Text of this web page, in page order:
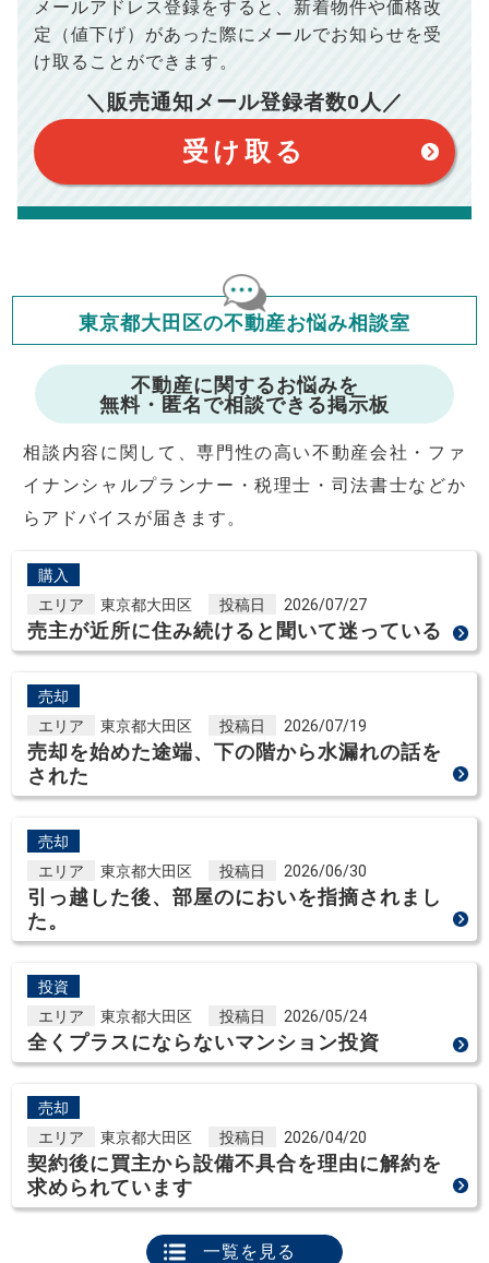
総支払額 100,050 円
このシミュレーターは元利均等返済方式で試算しています。
このシミュレーターは、四捨五入にて計算しております。
このシミュレーターはお借り入れの全期間で金利が変わらない設
このシミュレーターでの結果は、お借り入れを保証するものでは
ありません。
このシミュレーターをご利用された方の、いかなる損害について
ますが、お借り入れの際に各金融機関にご相談ください。
会員マイページでは
修繕費・管理費の計算もできます
※シミュレーター結果はあくまでも概算であり、手残り金額を
保証するものではございません。
※上記売却費用には、住所変更登記の費用、引っ越し費用、住
宅ローンの一括繰上返済の手数料等は含まれておりませんの
で予めご了承ください。
おります。（物件価格×3%＋6万円＋消費税）
メールアドレス登録をすると、 新着物件や価格改
定（値下げ）があった際に メールでお知らせを受
け取ることができます。
＼販売通知メール登録者数0 人／
受け取る
東京都大田区の不動産お悩み相談室
不動産に関するお悩みを
無料・匿名で相談できる掲示板
相談内容に関して、専門性の高い不動産会社・ファ
イナンシャルプランナー・税理士・司法書士などか
らアドバイスが届きます。
購入
エリア
東京都大田区 投稿日 2026/07/27
売主が近所に住み続けると聞いて迷っている
売却
エリア
東京都大田区 投稿日 2026/07/19
売却を始めた途端、下の階から水漏れの話を
された
売却
エリア
東京都大田区 投稿日 2026/06/30
引っ越した後、部屋のにおいを指摘されまし
た。
投資
エリア
東京都大田区 投稿日 2026/05/24
全くプラスにならないマンション投資
売却
エリア
東京都大田区 投稿日 2026/04/20
契約後に買主から設備不具合を理由に解約を
求められています
一覧を見る